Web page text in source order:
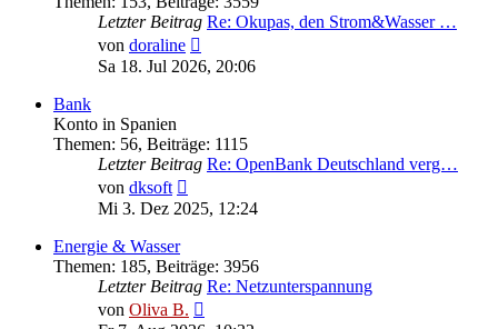
Letzter Beitrag Re: Okupas, den Strom&Wasser …
von doraline
Beitrag
Sa 18. Jul 2026, 20:06
Bank
Konto in Spanien
Themen: 56, Beiträge: 1115
Letzter Beitrag Re: OpenBank Deutschland verg…
von dksoft
Beitrag
Mi 3. Dez 2025, 12:24
Energie & Wasser
Themen: 185, Beiträge: 3956
Letzter Beitrag Re: Netzunterspannung
von Oliva B.
Beitrag